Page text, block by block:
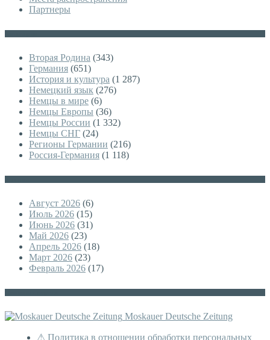
Партнеры
Вторая Родина (343)
Германия (651)
История и культура (1 287)
Немецкий язык (276)
Немцы в мире (6)
Немцы Европы (36)
Немцы России (1 332)
Немцы СНГ (24)
Регионы Германии (216)
Россия-Германия (1 118)
Август 2026 (6)
Июль 2026 (15)
Июнь 2026 (31)
Май 2026 (23)
Апрель 2026 (18)
Март 2026 (23)
Февраль 2026 (17)
Moskauer Deutsche Zeitung
⚠ Политика в отношении обработки персональных